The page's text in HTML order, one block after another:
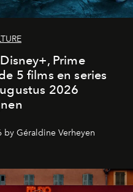
Prime
5 films en series
2026
by Géraldine Verheyen